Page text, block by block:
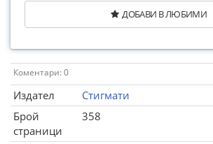
ДОБАВИ В ЛЮБИМИ
Коментари: 0
Издател
Стигмати
Брой
страници
358